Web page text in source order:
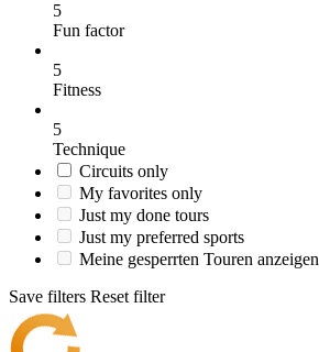
5
Fun factor
5
Fitness
5
Technique
Circuits only
My favorites only
Just my done tours
Just my preferred sports
Meine gesperrten Touren anzeigen
Save filters Reset filter